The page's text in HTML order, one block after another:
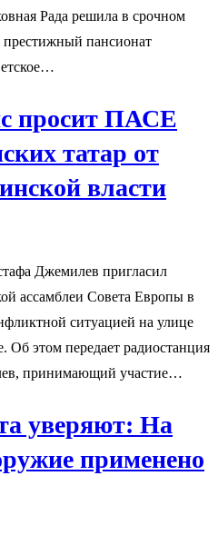
Рада решила в срочном
престижный пансионат
просит ПАСЕ
татар от
власти
Джемилев пригласил
ассамблеи Совета Европы в
ситуацией на улице
Об этом передает радиостанция
принимающий участие…
уверяют: На
применено